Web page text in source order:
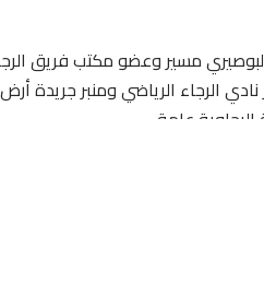
مسير وعضو مكتب فريق
الرجاء الرياضي ومنبر جريدة أرض
عامة،